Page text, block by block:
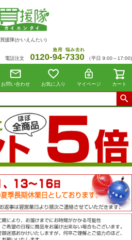
買援隊(かいえんたい)
電話注文 0120-94
急用
-7330
悩み去れ
（平日 9:00～17:00)
お問い合わせ お気に入り マイページ カート